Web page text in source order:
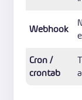
Webhook
Cron /
crontab